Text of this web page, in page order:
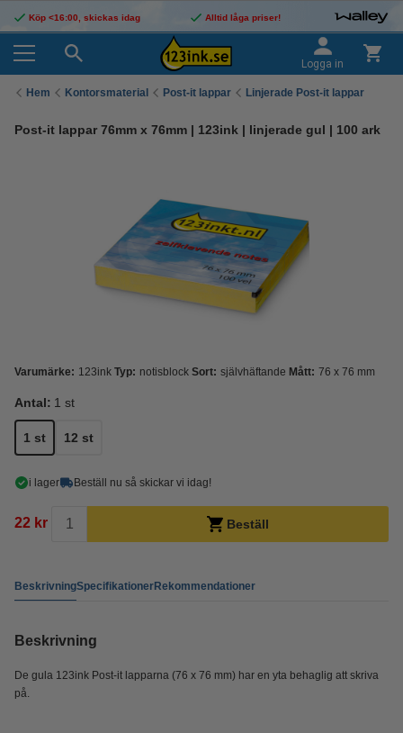
Köp <16:00, skickas idag Alltid låga priser!
Logga in
Hem Kontorsmaterial Post-it lappar Linjerade Post-it lappar
Post-it lappar 76mm x 76mm | 123ink | linjerade gul | 100 ark
Varumärke: 123ink Typ: notisblock Sort: självhäftande Mått: 76 x 76 mm
Antal: 1 st
1 st 12 st
i lager Beställ nu så skickar vi idag!
22 kr Beställ
BeskrivningSpecifikationerRekommendationer
Beskrivning
De gula 123ink Post-it lapparna (76 x 76 mm) har en yta behaglig att skriva
på.